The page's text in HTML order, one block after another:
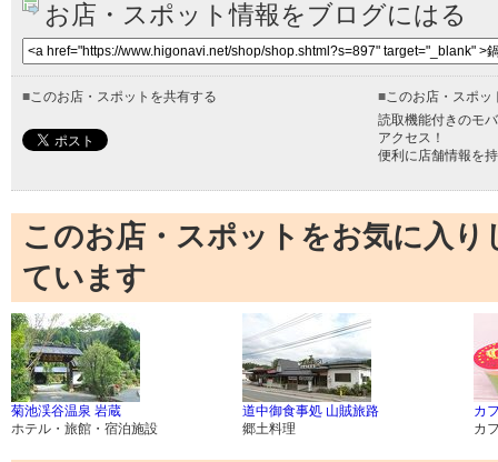
お店・スポット情報をブログにはる
■このお店・スポットを共有する ■このお店・スポッ
読取機能付きのモ
アクセス！
便利に店舗情報を
このお店・スポットをお気に入
ています
菊池渓谷温泉 岩蔵
ホテル・旅館・宿泊施設
道中御食事処 山賊旅路
郷土料理
カ
カ